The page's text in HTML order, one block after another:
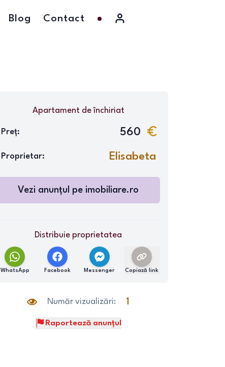
Blog Contact
Apartamentde închiriat
Preț: 560
Proprietar: Elisabeta
Vezi anunțul pe imobiliare.ro
Distribuie proprietatea
WhatsApp Facebook Messenger Copiază link
Număr vizualizări: 1
Raportează anunțul